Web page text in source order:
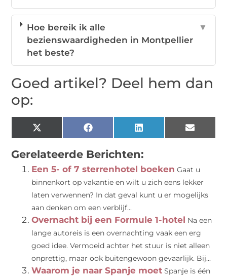
Hoe bereik ik alle
bezienswaardigheden in Montpellier
het beste?
▼
Goed artikel? Deel hem dan
op:
X
(Twitter)
Facebook LinkedIn Email
Gerelateerde Berichten:
Een 5- of 7 sterrenhotel boeken Gaat u
binnenkort op vakantie en wilt u zich eens lekker
laten verwennen? In dat geval kunt u er mogelijks
aan denken om een verblijf...
Overnacht bij een Formule 1-hotel Na een
lange autoreis is een overnachting vaak een erg
goed idee. Vermoeid achter het stuur is niet alleen
onprettig, maar ook buitengewoon gevaarlijk. Bij...
Waarom je naar Spanje moet Spanje is één